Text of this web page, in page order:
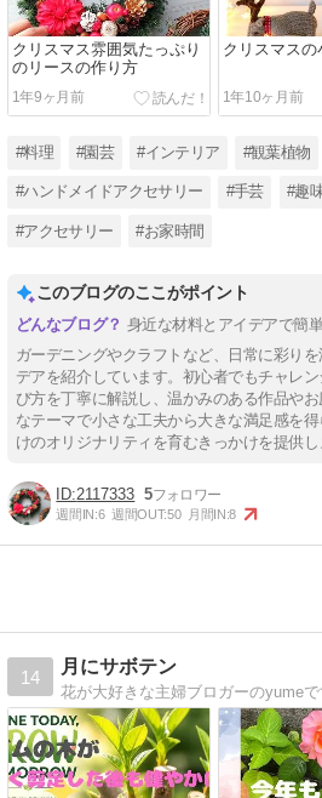
クリスマス雰囲気たっぷり
のリースの作り方
1年9ヶ月前
クリスマスの
1年10ヶ月前
#料理 #園芸 #インテリア #観葉植物
#ハンドメイドアクセサリー #手芸 #趣
#アクセサリー #お家時間
このブログのここがポイント
身近な材料とアイデアで簡
ガーデニングやクラフトなど、日常に彩り
デアを紹介しています。初心者でもチャレ
び方を丁寧に解説し、温かみのある作品や
なテーマで小さな工夫から大きな満足感を
けのオリジナリティを育むきっかけを提供し
2117333 5
週間IN:6 週間OUT:50 月間IN:8
14
月にサボテン